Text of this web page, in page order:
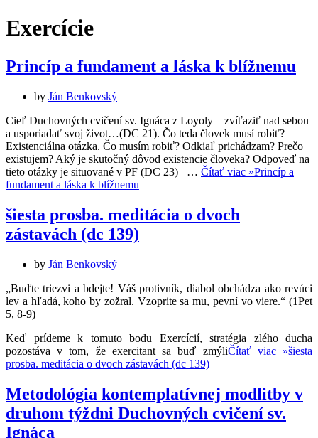
Exercície
Princíp a fundament a láska k blížnemu
by Ján Benkovský
Cieľ Duchovných cvičení sv. Ignáca z Loyoly – zvíťaziť nad sebou
a usporiadať svoj život…(DC 21). Čo teda človek musí robiť?
Existenciálna otázka. Čo musím robiť? Odkiaľ prichádzam? Prečo
existujem? Aký je skutočný dôvod existencie človeka? Odpoveď na
tieto otázky je situované v PF (DC 23) –… Čítať viac »Princíp a
fundament a láska k blížnemu
šiesta prosba. meditácia o dvoch
zástavách (dc 139)
by Ján Benkovský
„Buďte triezvi a bdejte! Váš protivník, diabol obchádza ako revúci
lev a hľadá, koho by zožral. Vzoprite sa mu, pevní vo viere.“ (1Pet
5, 8-9)
Keď prídeme k tomuto bodu Exercícií, stratégia zlého ducha
pozostáva v tom, že exercitant sa buď zmýliČítať viac »šiesta
prosba. meditácia o dvoch zástavách (dc 139)
Metodológia kontemplatívnej modlitby v
druhom týždni Duchovných cvičení sv.
Ignáca